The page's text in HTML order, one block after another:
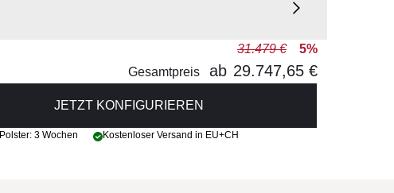
31.479 €
5%
Gesamtpreis
ab 29.747,65 €
JETZT KONFIGURIEREN
Polster: 3 Wochen Kostenloser Versand in EU+CH